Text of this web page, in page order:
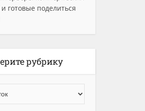
готовые поделиться
рубрику